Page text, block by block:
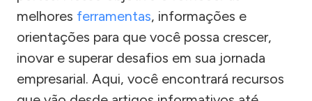
melhores ferramentas, informações e
orientações para que você possa crescer,
inovar e superar desafios em sua jornada
empresarial. Aqui, você encontrará recursos